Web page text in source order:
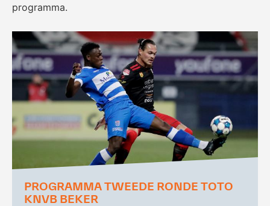
programma.
PROGRAMMA TWEEDE RONDE TOTO
KNVB BEKER